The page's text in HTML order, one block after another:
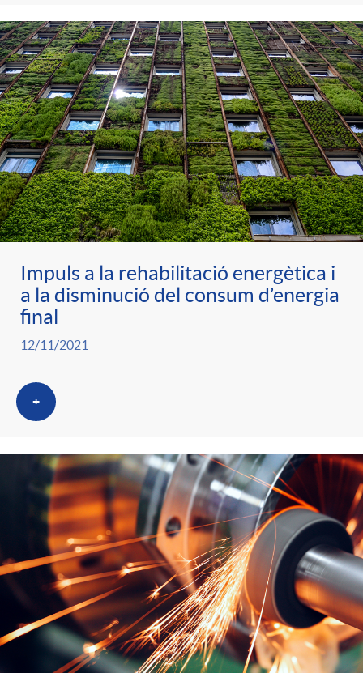
o
r
i
a
s
Impuls a la rehabilitació energètica i
a la disminució del consum d’energia
final
12/11/2021
+